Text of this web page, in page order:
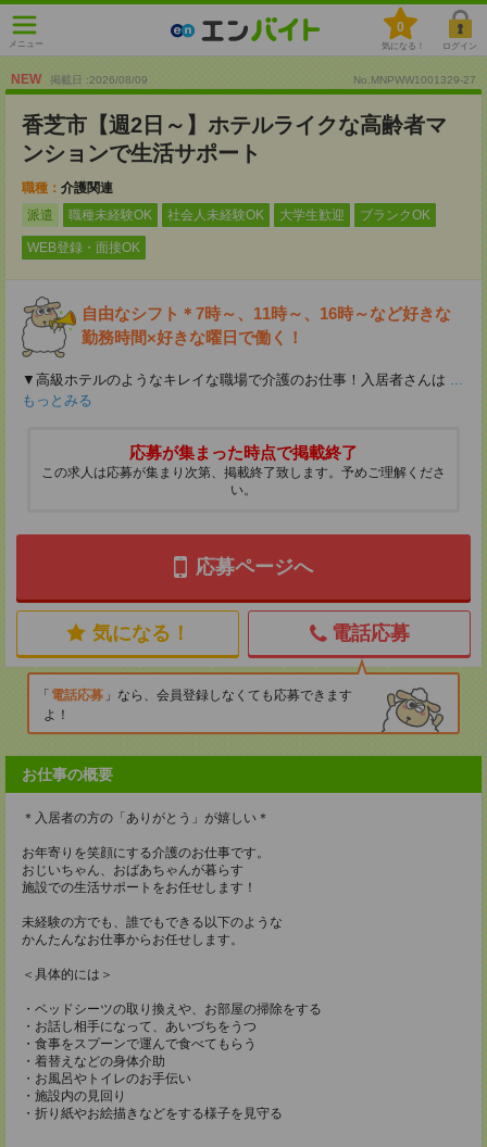
メニュー
0
気になる！ ログイン
NEW 掲載日 :2026/08/09 No.MNPWW1001329-27
香芝市【週2日～】ホテルライクな高齢者マ
ンションで生活サポート
職種： 介護関連
派遣
職種未経験OK 社会人未経験OK 大学生歓迎 ブランクOK
WEB登録・面接OK
自由なシフト＊7時～、11時～、16時～など好きな
勤務時間×好きな曜日で働く！
▼高級ホテルのようなキレイな職場で介護のお仕事！入居者さんは ...
もっとみる
応募が集まった時点で掲載終了
この求人は応募が集まり次第、掲載終了致します。予めご理解くださ
い。
応募ページへ
気になる！ 電話応募
電話応募
なら、会員登録しなくても応募できます
よ！
お仕事の概要
＊入居者の方の「ありがとう」が嬉しい＊
お年寄りを笑顔にする介護のお仕事です。
おじいちゃん、おばあちゃんが暮らす
施設での生活サポートをお任せします！
未経験の方でも、誰でもできる以下のような
かんたんなお仕事からお任せします。
＜具体的には＞
・ベッドシーツの取り換えや、お部屋の掃除をする
・お話し相手になって、あいづちをうつ
・食事をスプーンで運んで食べてもらう
・着替えなどの身体介助
・お風呂やトイレのお手伝い
・施設内の見回り
・折り紙やお絵描きなどをする様子を見守る